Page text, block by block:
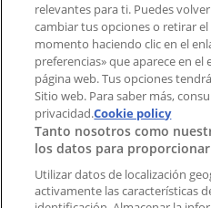
Índices
Marcas
Negocios
Negocios cercanos
Productos
Ciudades
relevantes para ti. Puedes
cambiar tus opciones o retirar
momento haciendo clic en el
preferencias» que aparece en
página web. Tus opciones
Sitio web. Para saber más,
privacidad.Cookie policy
Tanto nosotros como
los datos para
Utilizar datos de localización
activamente las características